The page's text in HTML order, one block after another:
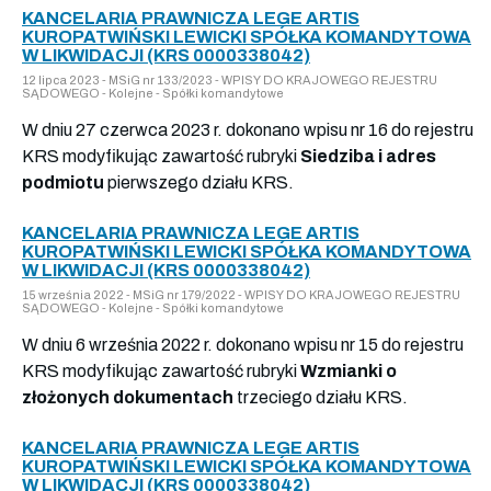
KANCELARIA PRAWNICZA LEGE ARTIS
KUROPATWIŃSKI LEWICKI SPÓŁKA KOMANDYTOWA
W LIKWIDACJI (KRS 0000338042)
12 lipca 2023 - MSiG nr 133/2023 - WPISY DO KRAJOWEGO REJESTRU
SĄDOWEGO - Kolejne - Spółki komandytowe
W dniu 27 czerwca 2023 r. dokonano wpisu nr 16 do rejestru
KRS modyfikując zawartość rubryki Siedziba i adres
podmiotu pierwszego działu KRS.
KANCELARIA PRAWNICZA LEGE ARTIS
KUROPATWIŃSKI LEWICKI SPÓŁKA KOMANDYTOWA
W LIKWIDACJI (KRS 0000338042)
15 września 2022 - MSiG nr 179/2022 - WPISY DO KRAJOWEGO REJESTRU
SĄDOWEGO - Kolejne - Spółki komandytowe
W dniu 6 września 2022 r. dokonano wpisu nr 15 do rejestru
KRS modyfikując zawartość rubrykiWzmianki o
złożonych dokumentach trzeciego działu KRS.
KANCELARIA PRAWNICZA LEGE ARTIS
KUROPATWIŃSKI LEWICKI SPÓŁKA KOMANDYTOWA
W LIKWIDACJI (KRS 0000338042)